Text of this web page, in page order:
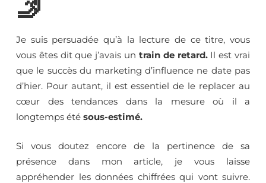
Je suis persuadée qu’à la lecture de ce titre, vous
vous êtes dit que j’avais un train de retard.Il est vrai
que le succès du marketing d’influence ne date pas
d’hier. Pour autant, il est essentiel de le replacer au
cœur des tendances dans la mesure où il a
longtemps été sous-estimé.
Si vous doutez encore de la pertinence de sa
présence dans mon article, je vous laisse
appréhender les données chiffrées qui vont suivre.